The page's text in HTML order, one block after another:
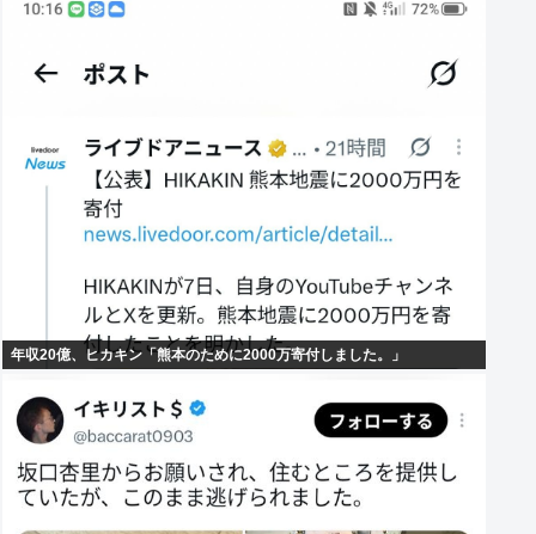
年収20億、ヒカキン「熊本のために2000万寄付しました。」